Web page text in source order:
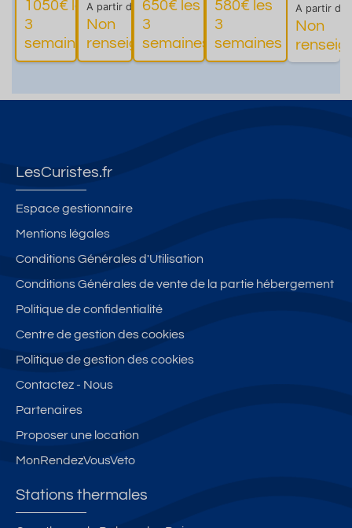
s les
Bains
1050€ les
3
semaines
d'informations
Bain
s.
A partir de
Non
renseigné
Plus
d'informations
plein
centre
ville.
650€ les
3
semaines
d'informations
et Brides
les bains
580€ les
3
semaines
2
pers
A partir de
Non
LesCuristes.fr
Espace gestionnaire
Mentions légales
Conditions Générales d'Utilisation
Conditions Générales de vente de la partie hébergement
Politique de confidentialité
Centre de gestion des cookies
Politique de gestion des cookies
Contactez - Nous
Partenaires
Proposer une location
MonRendezVousVeto
Stations thermales